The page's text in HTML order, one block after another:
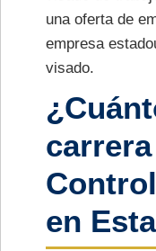
una oferta de
empresa
visado.
en